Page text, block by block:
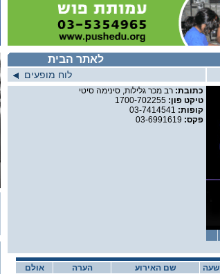
לאתר הבית
לוח מופעים
כתובת: רב מכר גלילות, סינימה סיטי
טיקט פון: 1700-702255
קופות: 03-7414541
פקס: 03-6991619
אולם הערה שם האירוע שעה